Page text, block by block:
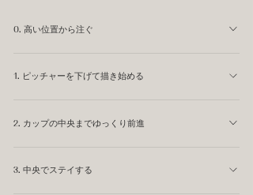
0. 高い位置から注ぐ
エスプレッソの中心めがけて注ぎます。高さは高すぎると
に乗ってしまいます。指3本分くらいは離したいところで
たされたら、ミルクを注ぐのを一旦止めます。
1. ピッチャーを下げて描き始める
けてもいいです。 エスプレッソとの距離を1cm以下にし
出し始めます。ミルクがすぐに浮かび始めたら成功です。
2. カップの中央までゆっくり前進
保ちながら、カップ中央まで前進します。 3-5秒で1cm進
3. 中央でステイする